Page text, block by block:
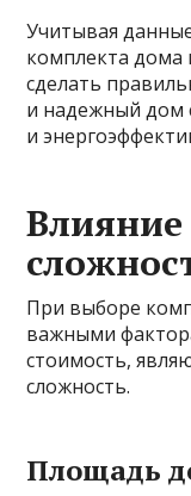
Учитывая
комплекта
сделать
и надежный дом
и
При выборе
важными
стоимость,
сложность.
Площадь